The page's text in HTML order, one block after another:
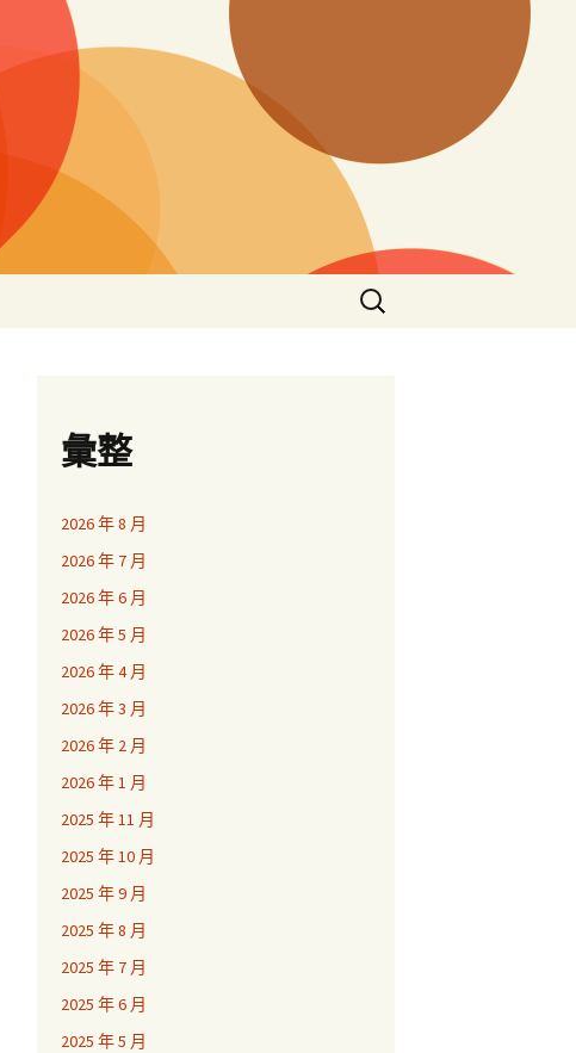
搜
尋
彙整
2026 年 8 月
2026 年 7 月
2026 年 6 月
2026 年 5 月
2026 年 4 月
2026 年 3 月
2026 年 2 月
2026 年 1 月
2025 年 11 月
2025 年 10 月
2025 年 9 月
2025 年 8 月
2025 年 7 月
2025 年 6 月
2025 年 5 月